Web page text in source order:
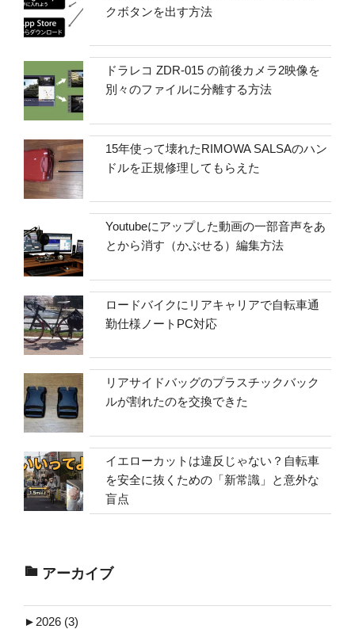
クボタンを出す方法
ドラレコ ZDR-015 の前後カメラ2映像を
別々のファイルに分離する方法
15年使って壊れたRIMOWA SALSAのハン
ドルを正規修理してもらえた
Youtubeにアップした動画の一部音声をあ
とから消す（かぶせる）編集方法
ロードバイクにリアキャリアで自転車通
勤仕様ノートPC対応
リアサイドバッグのプラスチックバック
ルが割れたのを交換できた
イエローカットは違反じゃない？自転車
を安全に抜くための「新常識」と意外な
盲点
アーカイブ
► 2026 (3)